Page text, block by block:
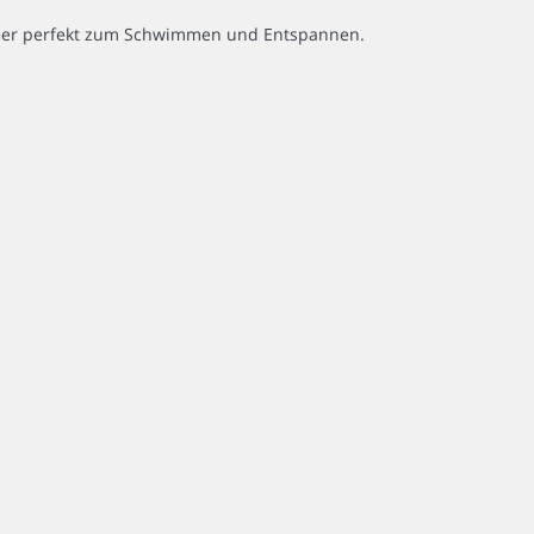
perfekt zum Schwimmen und Entspannen.